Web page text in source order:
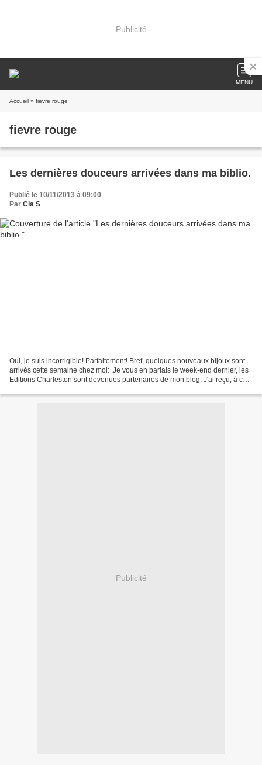
Publicité
MENU
Accueil » fievre rouge
fievre rouge
Les dernières douceurs arrivées dans ma biblio.
Publié le 10/11/2013 à 09:00
Par Cla S
Oui, je suis incorrigible! Parfaitement! Bref, quelques nouveaux bijoux sont
arrivés cette semaine chez moi: .Je vous en parlais le week-end dernier, les
Editions Charleston sont devenues partenaires de mon blog. J'ai reçu, à ce
Publicité